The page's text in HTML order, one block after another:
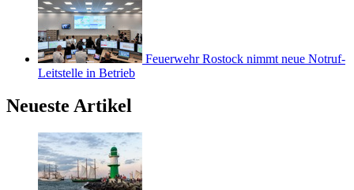
Feuerwehr Rostock nimmt neue Notruf-
Leitstelle in Betrieb
Neueste Artikel